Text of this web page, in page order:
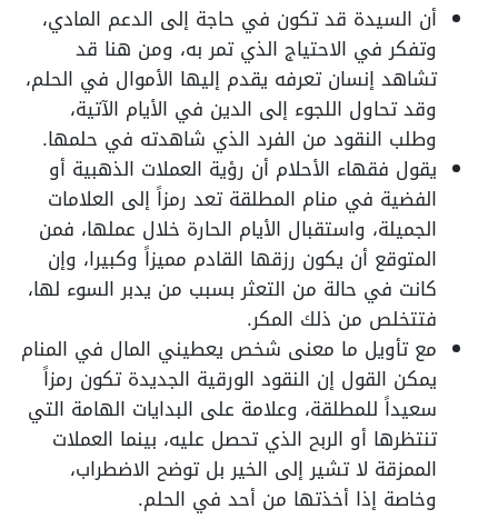
أن السيدة قد تكون في حاجة إلى الدعم المادي،
وتفكر في الاحتياج الذي تمر به، ومن هنا قد
تشاهد إنسان تعرفه يقدم إليها الأموال في الحلم،
وقد تحاول اللجوء إلى الدين في الأيام الآتية،
وطلب النقود من الفرد الذي شاهدته في حلمها.
يقول فقهاء الأحلام أن رؤية العملات الذهبية أو
الفضية في منام المطلقة تعد رمزاً إلى العلامات
الجميلة، واستقبال الأيام الحارة خلال عملها، فمن
المتوقع أن يكون رزقها القادم مميزاً وكبيرا، وإن
كانت في حالة من التعثر بسبب من يدبر السوء لها،
فتتخلص من ذلك المكر.
مع تأويل ما معنى شخص يعطيني المال في المنام
يمكن القول إن النقود الورقية الجديدة تكون رمزاً
سعيداً للمطلقة، وعلامة على البدايات الهامة التي
تنتظرها أو الربح الذي تحصل عليه، بينما العملات
الممزقة لا تشير إلى الخير بل توضح الاضطراب،
وخاصة إذا أخذتها من أحد في الحلم.